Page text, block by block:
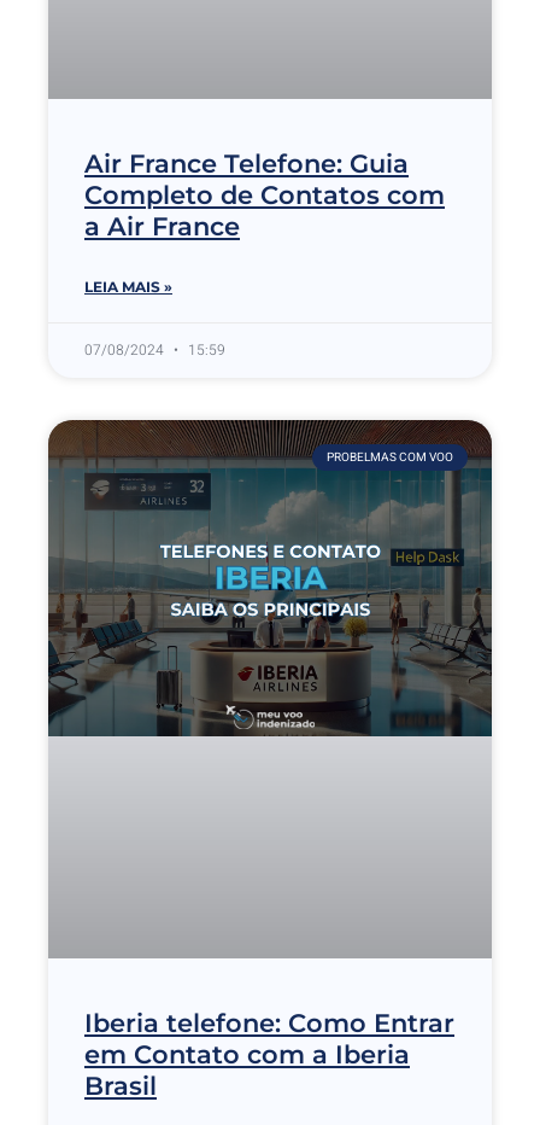
Air France Telefone: Guia
Completo de Contatos com
a Air France
LEIA MAIS »
07/08/2024 15:59
PROBELMAS COM VOO
Iberia telefone: Como Entrar
em Contato com a Iberia
Brasil